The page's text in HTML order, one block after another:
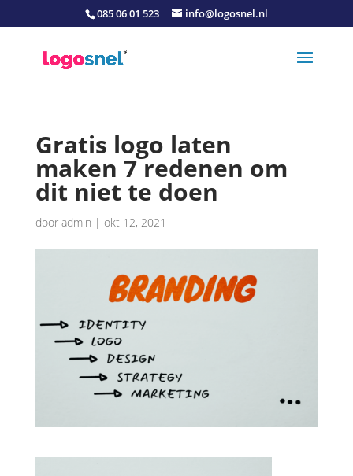
085 06 01 523 info@logosnel.nl
Gratis logo laten
maken 7 redenen om
dit niet te doen
door admin | okt 12, 2021